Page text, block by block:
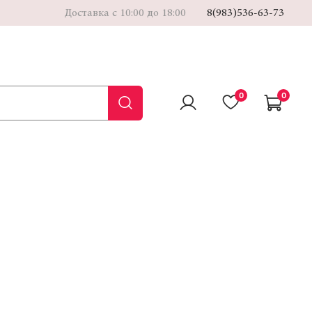
Доставка с 10:00 до 18:00 8(983)536-63-73
0 0